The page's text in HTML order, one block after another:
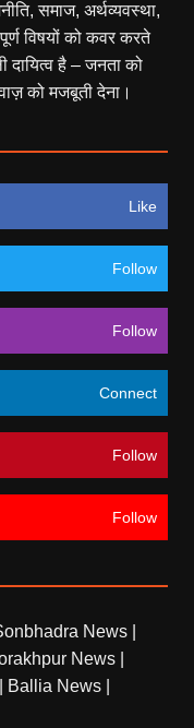
समाज, अर्थव्यवस्था,
विषयों को कवर करते
दायित्व है – जनता को
को मजबूती देना।
Like
Follow
Follow
Connect
Follow
Follow
News
News
Ballia News